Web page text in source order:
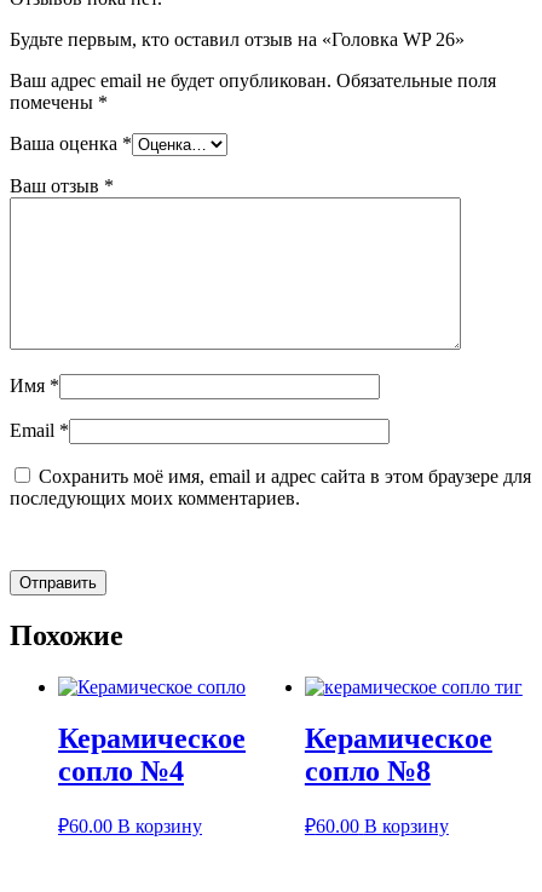
Будьте первым, кто оставил отзыв на «Головка WP 26»
Ваш адрес email не будет опубликован. Обязательные поля
помечены *
Ваша оценка *
Ваш отзыв *
Имя *
Email *
Сохранить моё имя, email и адрес сайта в этом браузере для
последующих моих комментариев.
Похожие
Керамическое
сопло №4
₽60.00 В корзину
Керамическое
сопло №8
₽60.00 В корзину